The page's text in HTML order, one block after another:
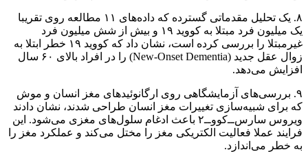
۸. یک تحلیل مقدماتی گسترده که داده‌های ۱۱ مطالعه روی تقریبا
یک میلیون فرد مبتلا به کووید ۱۹ و بیش از شش میلیون فرد
غیرمبتلا را بررسی کرده است، نشان داد که کووید ۱۹ خطر ابتلا به
زوال عقل جدید (New-Onset Dementia) را در افراد بالای ۶۰ سال
افزایش می‌دهد.
۹. بررسی‌های آزمایشگاهی روی ارگانوئیدهای مغز انسان و موش
که برای شبیه‌سازی تغییرات مغز انسان طراحی شدند، نشان دادند
ویروس سارس‌ــ‌کووــ‌۲ باعث ادغام سلول‌های مغزی می‌شود. این
فرایند عملا فعالیت الکتریکی مغز را مختل می‌کند و عملکرد مغز را
به خطر می‌اندازد.